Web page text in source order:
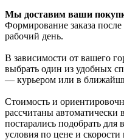
Мы доставим ваши
Формирование заказа
рабочий день.
В зависимости от вашего
выбрать один из удобных
— курьером или в
Стоимость и
рассчитаны
постарались подобрать
условия по цене и